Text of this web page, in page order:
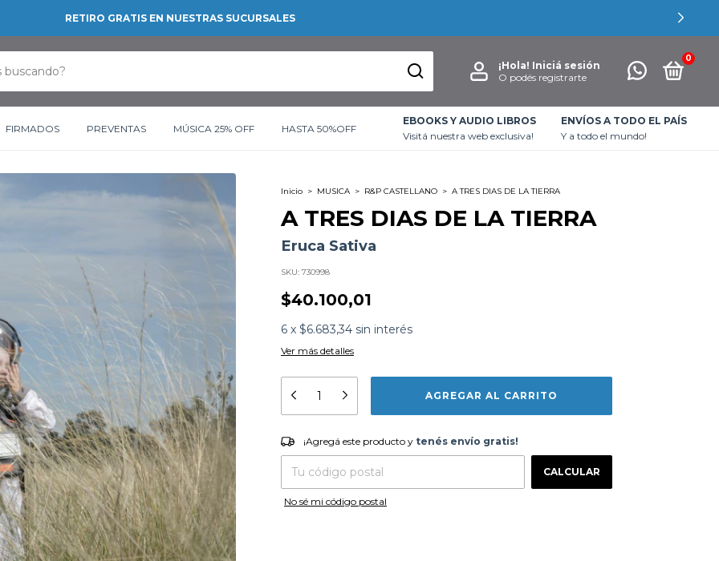
RETIRO GRATIS EN NUESTRAS SUCURSALES
¡Hola! Iniciá sesión
O podés registrarte
0
FIRMADOS PREVENTAS MÚSICA 25% OFF HASTA 50%OFF
EBOOKS Y AUDIO LIBROS
Visitá nuestra web exclusiva!
ENVÍOS A TODO EL PAÍS
Y a todo el mundo!
Inicio > MUSICA > R&P CASTELLANO > A TRES DIAS DE LA TIERRA
A TRES DIAS DE LA TIERRA
Eruca Sativa
SKU: 730998
$40.100,01
6 x $6.683,34 sin interés
Ver más detalles
¡Agregá este producto ytenés envío gratis!
CAMBIAR CP
¡Agregá este producto y tenés envío gratis!
CALCULAR
No sé mi código postal